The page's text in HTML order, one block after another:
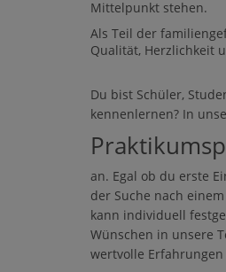
Mittelpunkt stehen.
Als Teil der
Qualität, Herzlichkeit
Du bist Schüler,
kennenlernen? In
an. Egal ob du erste
der Suche nach
kann individuell
Wünschen in unsere
wertvolle